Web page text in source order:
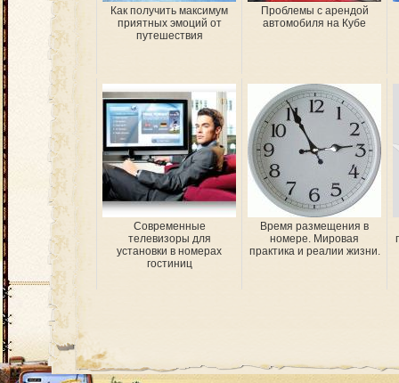
Как получить максимум
приятных эмоций от
путешествия
Проблемы с арендой
автомобиля на Кубе
Современные
телевизоры для
установки в номерах
гостиниц
Время размещения в
номере. Мировая
практика и реалии жизни.